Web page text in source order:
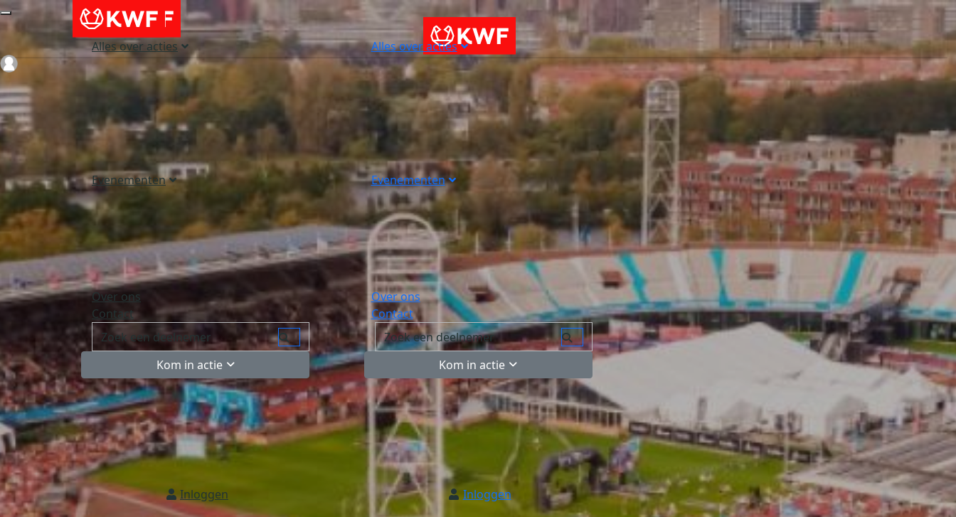
Alles over acties
Evenementen
Over ons
Contact
Kom in actie
Inloggen
Alles over acties
Evenementen
Over ons
Contact
Kom in actie
Inloggen
Login